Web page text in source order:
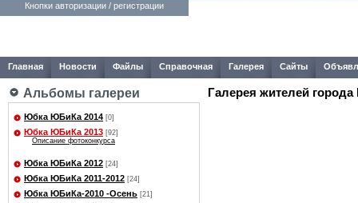
Кнопки авторизации / регистрации
Главная Новости Файлы Справочная Галерея Сайты
Альбомы галереи
Юбка ЮБиКа 2014 [0]
Юбка ЮБиКа 2013 [92]
Описание фотоконкурса
Юбка ЮБиКа 2012 [24]
Юбка ЮБиКа 2011-2012 [24]
Юбка ЮБиКа-2010 -Осень [21]
Галерея жителей города